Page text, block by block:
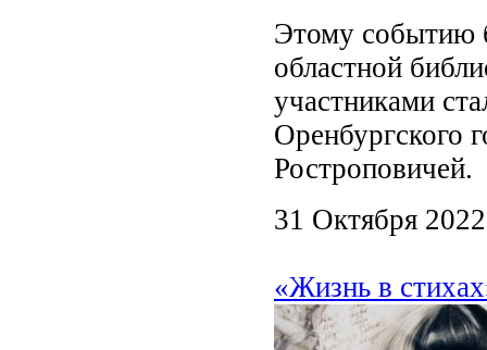
Этому событию
областной
участниками
Оренбургского
Ростроповичей.
31 Октября 2022
«Жизнь в